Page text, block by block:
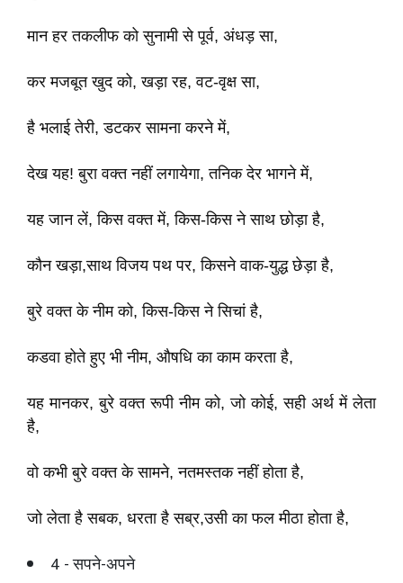
मान हर तकलीफ को सुनामी से पूर्व, अंधड़ सा,
कर मजबूत खुद को, खड़ा रह, वट-वृक्ष सा,
है भलाई तेरी, डटकर सामना करने में,
देख यह! बुरा वक्त नहीं लगायेगा, तनिक देर भागने में,
यह जान लें, किस वक्त में, किस-किस ने साथ छोड़ा है,
कौन खड़ा,साथ विजय पथ पर, किसने वाक-युद्ध छेड़ा है,
बुरे वक्त के नीम को, किस-किस ने सिचां है,
कडवा होते हुए भी नीम, औषधि का काम करता है,
यह मानकर, बुरे वक्त रूपी नीम को, जो कोई, सही अर्थ में लेता
है,
वो कभी बुरे वक्त के सामने, नतमस्तक नहीं होता है,
जो लेता है सबक, धरता है सब्र,उसी का फल मीठा होता है,
4 - सपने-अपने